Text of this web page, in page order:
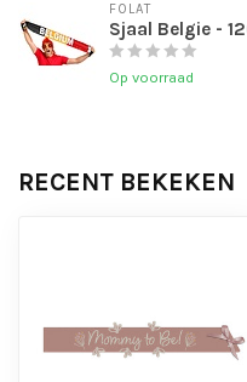
FOLAT
Sjaal Belgie -
Op voorraad
RECENT BEKEKEN